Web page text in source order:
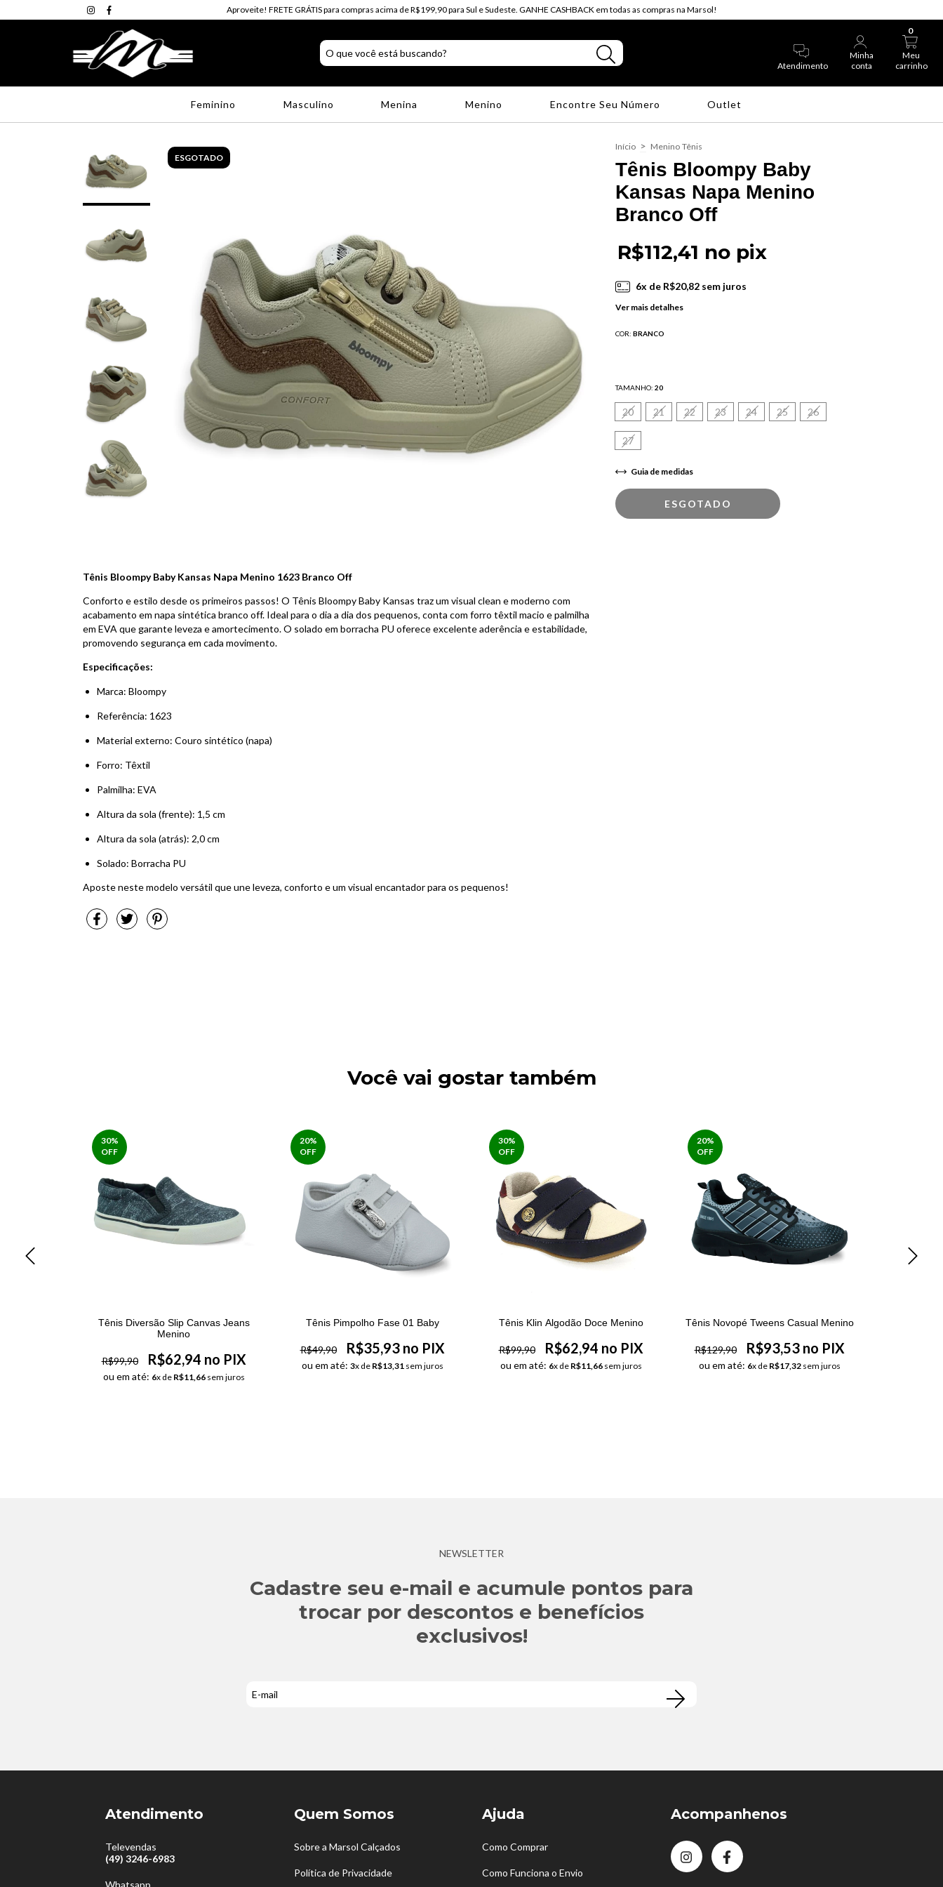
Aproveite! FRETE GRÁTIS para compras acima de R$199,90 para Sul e Sudeste. GANHE CASHBACK em todas as compras na Marsol!
Atendimento
Minha
conta
Meu
carrinho
0
Feminino Masculino Menina Menino Encontre Seu Número Outlet
ESGOTADO
Tênis Bloompy Baby Kansas Napa Menino 1623 Branco Off
Conforto e estilo desde os primeiros passos! O Tênis Bloompy Baby Kansas traz um visual clean e moderno com
acabamento em napa sintética branco off. Ideal para o dia a dia dos pequenos, conta com forro têxtil macio e palmilha
em EVA que garante leveza e amortecimento. O solado em borracha PU oferece excelente aderência e estabilidade,
promovendo segurança em cada movimento.
Especificações:
Marca: Bloompy
Referência: 1623
Material externo: Couro sintético (napa)
Forro: Têxtil
Palmilha: EVA
Altura da sola (frente): 1,5 cm
Altura da sola (atrás): 2,0 cm
Solado: Borracha PU
Aposte neste modelo versátil que une leveza, conforto e um visual encantador para os pequenos!
Início > Menino Tênis
Tênis Bloompy Baby
Kansas Napa Menino
Branco Off
R$112,41 no pix
6x de R$20,82sem juros
Ver mais detalhes
COR: BRANCO
TAMANHO: 20
20 21 22 23 24 25 26
27
Guia de medidas
Você vai gostar também
30%
OFF
Tênis Diversão Slip Canvas Jeans
Menino
R$99,90 R$62,94 no PIX
ou em até: 6x de R$11,66sem juros
20%
OFF
Tênis Pimpolho Fase 01 Baby
R$49,90 R$35,93 no PIX
ou em até: 3x de R$13,31 sem juros
30%
OFF
Tênis Klin Algodão Doce Menino
R$99,90 R$62,94 no PIX
ou em até: 6x de R$11,66sem juros
20%
OFF
Tênis Novopé Tweens Casual Menino
R$129,90 R$93,53 no PIX
ou em até: 6x de R$17,32sem juros
NEWSLETTER
Cadastre seu e-mail e acumule pontos para
trocar por descontos e benefícios
exclusivos!
Atendimento
Televendas
(49) 3246-6983
Quem Somos
Sobre a Marsol Calçados
Política de Privacidade
Ajuda
Como Comprar
Como Funciona o Envio
Acompanhenos